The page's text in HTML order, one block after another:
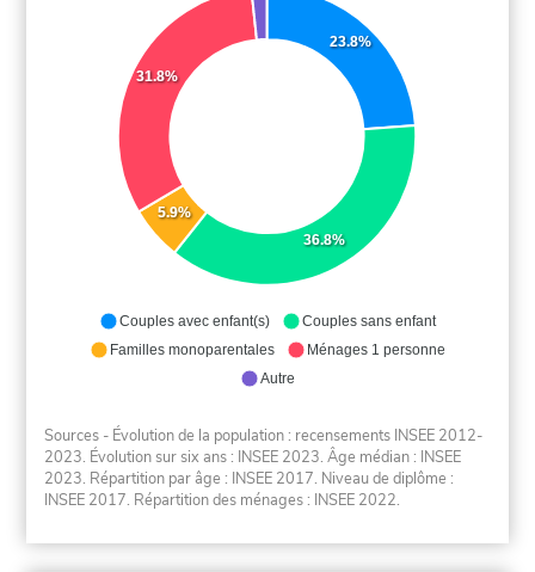
23.8%
36.8%
5.9%
31.8%
Couples avec enfant(s)
Couples sans enfant
Familles monoparentales
Ménages 1 personne
Autre
Sources - Évolution de la population : recensements INSEE 2012-
2023. Évolution sur six ans : INSEE 2023. Âge médian : INSEE
2023. Répartition par âge : INSEE 2017. Niveau de diplôme :
INSEE 2017. Répartition des ménages : INSEE 2022.